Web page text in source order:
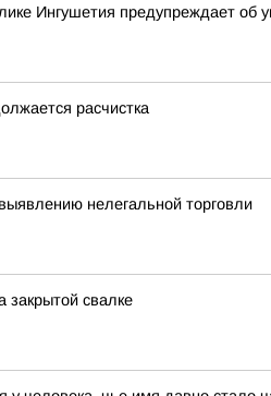
Ингушетия предупреждает об
расчистка
нелегальной торговли
закрытой свалке